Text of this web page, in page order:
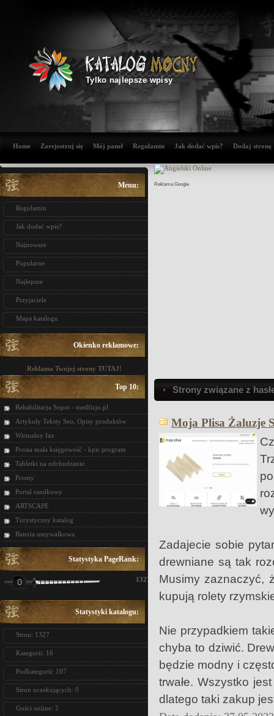
Tylko najlepsze wpisy
Home Zarejestruj się Mój panel Regulamin Jak dodać wpis? Dodaj stronę
Menu:
Regulamin
Jak dodać wpis?
Najnowsze
Popularne
Najlepsze
Przyjaciele
Mapa katalogu
Okienko reklamowe:
Reklama Twojej strony TUTAJ!
Top 10:
Rehabilitacja Sopot - medfizjo.pl
Artykuły Teksty Seo, Opisy produktów
Wirtualny fax
Prosta mała księgowość - kpir program
Tabletki na odchudzanie
Promy
Portal randkowy
ARTSCAPE
Turystyczny katalog
Bateria umywalkowa
Statystyka PageRank:
1327
Statystyki katalogu:
Stron: 1327
Kategorii: 16
Podkategorii: 107
Stron oczekujących: 0
Gości online: 2
Reklama Google
Strony związane z
Moja Plisa Żaluzje
Zadajecie sobie
drewniane są tak
Musimy zaznaczyć,
kupują rolety
Nie przypadkiem
chyba to dziwić.
będzie modny i
trwałe. Wszystko
dlatego taki zakup